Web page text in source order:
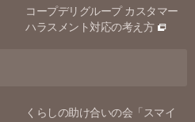
コープデリグループ カスタマー
ハラスメント対応の考え方
くらしの助け合いの会「スマイ